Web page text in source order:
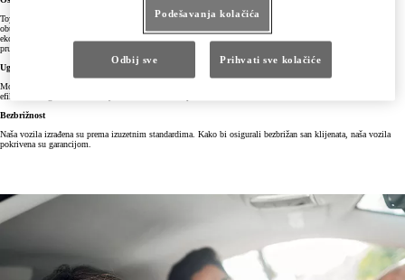
Toyota poznaje vaš automobil bolje od ikoga drugoga – u Toyoti je konstruisan, proizveden i Toyota ima
obučene tehničare koji se brinu o vašem automobilu. Kako bi automobil funkcionisao što efikasnije i
ekonomičnije, Toyota Centar Beograd garantuje stručan servis od strane kvalifikovanog i obučenog osoblja i
pruža mogućnost sigurnosti, pouzdanosti i zadovoljstva vožnje.
Uglađeno efikasan servis
Možete se osloniti na vašeg lokalnog Toyotinog ovlašćenog servisera koji će vam osigurati uglađenu i
efikasnu uslugu u skladu s Toyotinim radioničkim procedurama i standardima.
Bezbrižnost
Naša vozila izrađena su prema izuzetnim standardima. Kako bi osigurali bezbrižan san klijenata, naša vozila
pokrivena su garancijom.
Podešavanja kolačića
Odbij sve Prihvati sve kolačiće